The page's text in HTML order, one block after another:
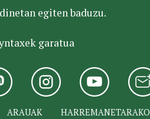
egiten baduzu.
garatua
ARAUAK HARREMANETARAKO